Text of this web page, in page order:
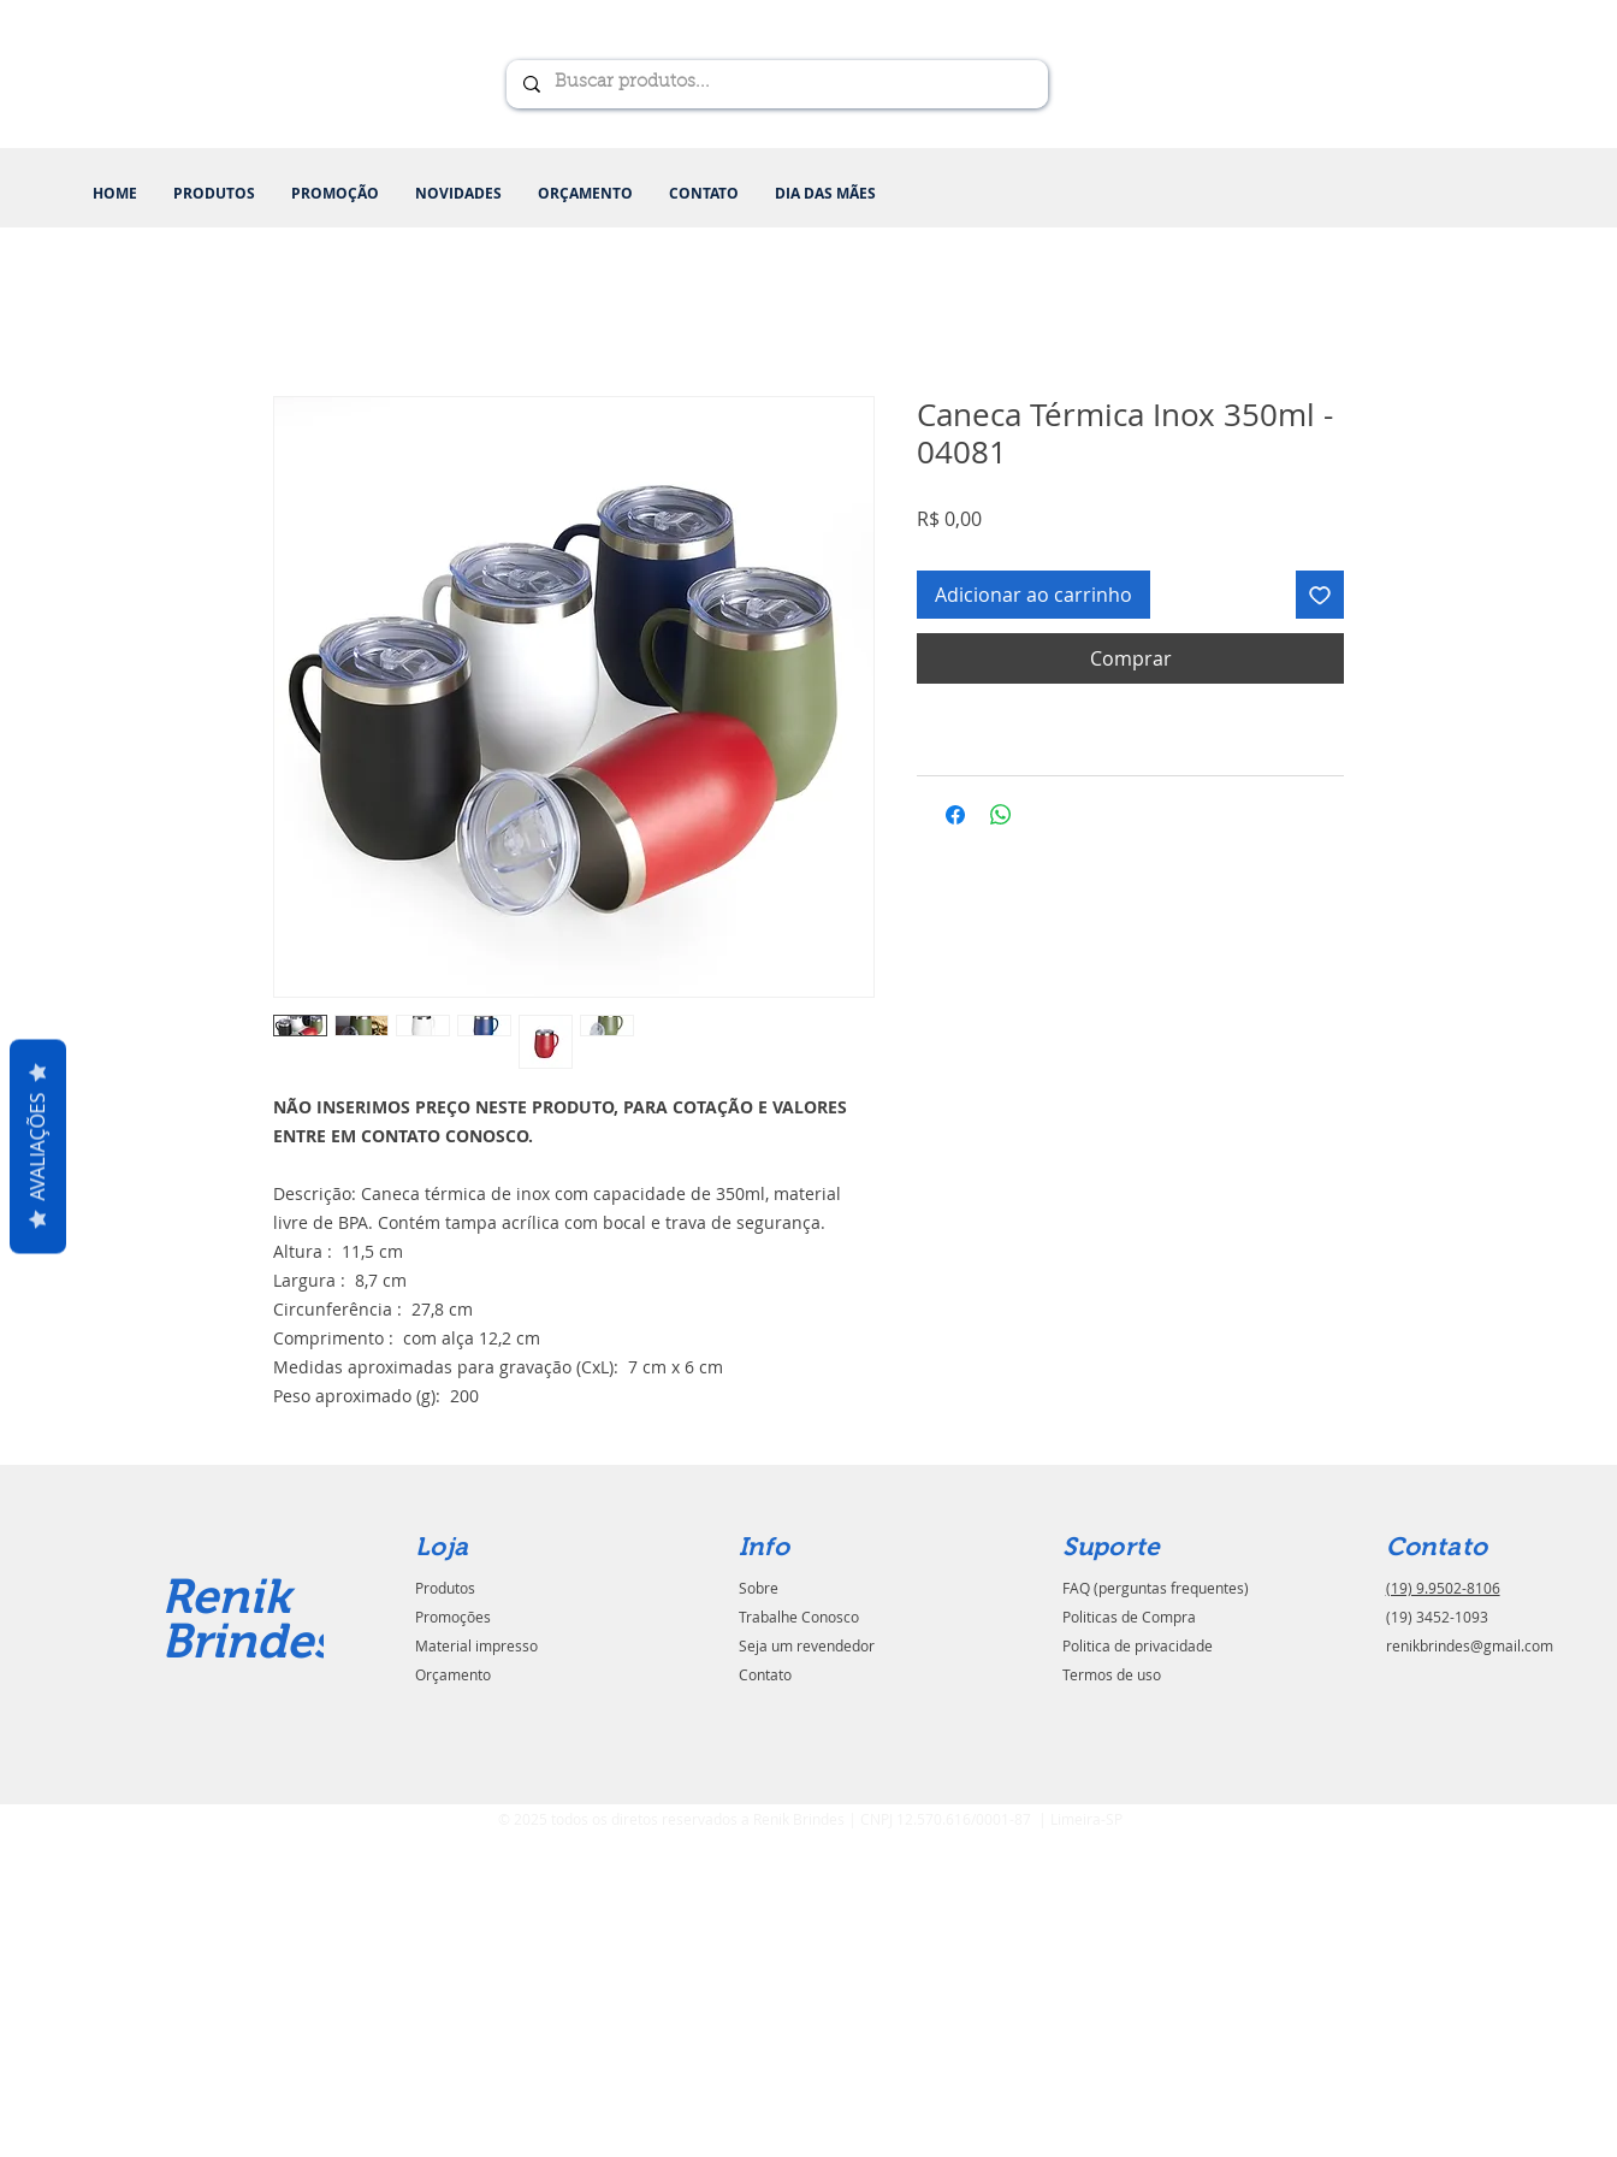
HOME PRODUTOS PROMOÇÃO NOVIDADES ORÇAMENTO CONTATO DIA DAS MÃES
NÃO INSERIMOS PREÇO NESTE PRODUTO, PARA COTAÇÃO E VALORES
ENTRE EM CONTATO CONOSCO.
Descrição: Caneca térmica de inox com capacidade de 350ml, material
livre de BPA. Contém tampa acrílica com bocal e trava de segurança.
Altura : 11,5 cm
Largura : 8,7 cm
Circunferência : 27,8 cm
Comprimento : com alça 12,2 cm
Medidas aproximadas para gravação (CxL): 7 cm x 6 cm
Peso aproximado (g): 200
Caneca Térmica Inox 350ml -
04081
R$ 0,00Preço
Adicionar ao carrinho
Comprar
Renik
Brindes
Loja
Produtos
Promoções
Material impresso
Orçamento
Info
Sobre
Trabalhe Conosco
Seja um revendedor
Contato
Suporte
FAQ (perguntas frequentes)
Politicas de Compra
Politica de privacidade
Termos de uso
Contato
(19) 9.9502-8106
(19) 3452-1093
renikbrindes@gmail.com
AVALIAÇÕES